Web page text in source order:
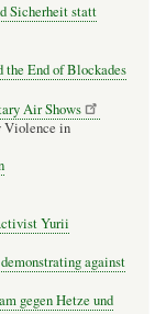
Sicherheit statt
End of Blockades
Air Shows
Violence in
Yurii
against
gegen Hetze und